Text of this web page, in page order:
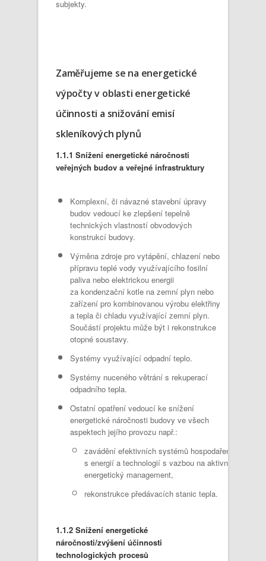
subjekty.
Zaměřujeme se na energetické
výpočty v oblasti energetické
účinnosti a snižování emisí
skleníkových plynů
1.1.1 Snížení energetické náročnosti
veřejných budov a veřejné infrastruktury
Komplexní, či návazné stavební úpravy
budov vedoucí ke zlepšení tepelně
technických vlastností obvodových
konstrukcí budovy.
Výměna zdroje pro vytápění, chlazení nebo
přípravu teplé vody využívajícího fosilní
paliva nebo elektrickou energii
za kondenzační kotle na zemní plyn nebo
zařízení pro kombinovanou výrobu elektřiny
a tepla či chladu využívající zemní plyn.
Součástí projektu může být i rekonstrukce
otopné soustavy.
Systémy využívající odpadní teplo.
Systémy nuceného větrání s rekuperací
odpadního tepla.
Ostatní opatření vedoucí ke snížení
energetické náročnosti budovy ve všech
aspektech jejího provozu např.:
zavádění efektivních systémů hospodaření
s energií a technologií s vazbou na aktivní
energetický management,
rekonstrukce předávacích stanic tepla.
1.1.2 Snížení energetické
náročnosti/zvýšení účinnosti
technologických procesů